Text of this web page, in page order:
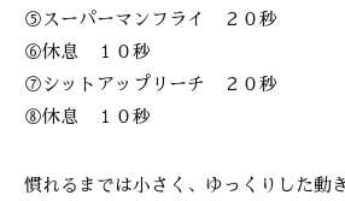
⑤スーパーマンフライ ２０秒
⑥休息 １０秒
⑦シットアップリーチ ２０秒
⑧休息 １０秒
慣れるまでは小さく、ゆっくりした動